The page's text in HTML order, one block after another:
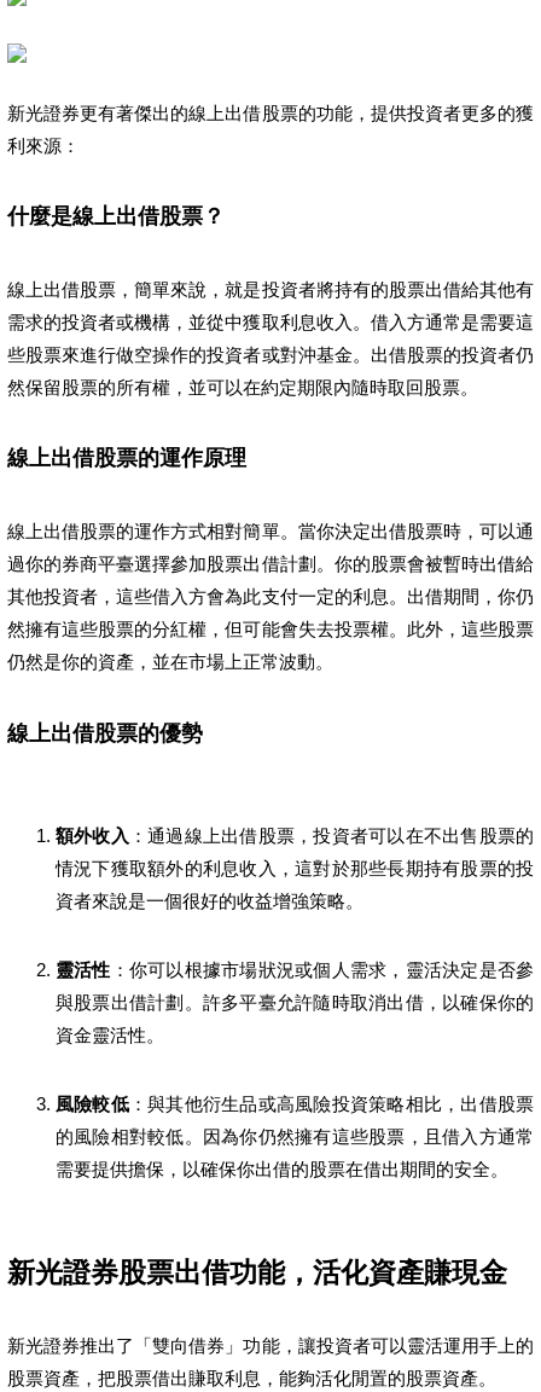
新光證券更有著傑出的線上出借股票的功能，提供投資者更多的獲
利來源：
什麼是線上出借股票？
線上出借股票，簡單來說，就是投資者將持有的股票出借給其他有
需求的投資者或機構，並從中獲取利息收入。借入方通常是需要這
些股票來進行做空操作的投資者或對沖基金。出借股票的投資者仍
然保留股票的所有權，並可以在約定期限內隨時取回股票。
線上出借股票的運作原理
線上出借股票的運作方式相對簡單。當你決定出借股票時，可以通
過你的券商平臺選擇參加股票出借計劃。你的股票會被暫時出借給
其他投資者，這些借入方會為此支付一定的利息。出借期間，你仍
然擁有這些股票的分紅權，但可能會失去投票權。此外，這些股票
仍然是你的資產，並在市場上正常波動。
線上出借股票的優勢
額外收入 ：通過線上出借股票，投資者可以在不出售股票的
情況下獲取額外的利息收入，這對於那些長期持有股票的投
資者來說是一個很好的收益增強策略。
靈活性 ：你可以根據市場狀況或個人需求，靈活決定是否參
與股票出借計劃。許多平臺允許隨時取消出借，以確保你的
資金靈活性。
風險較低：與其他衍生品或高風險投資策略相比，出借股票
的風險相對較低。因為你仍然擁有這些股票，且借入方通常
需要提供擔保，以確保你出借的股票在借出期間的安全。
新光證券股票出借功能，活化資產賺現金
新光證券推出了「雙向借券」功能，讓投資者可以靈活運用手上的
股票資產，把股票借出賺取利息，能夠活化閒置的股票資產。